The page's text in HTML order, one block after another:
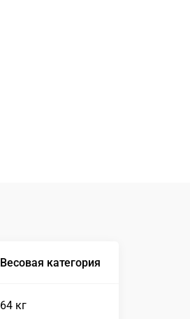
Весовая категория
64 кг